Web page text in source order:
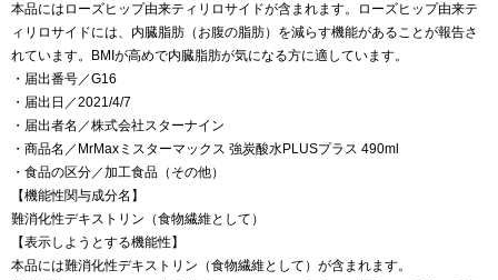
本品にはローズヒップ由来ティリロサイドが含まれます。ローズヒップ由来テ
ィリロサイドには、内臓脂肪（お腹の脂肪）を減らす機能があることが報告さ
れています。BMIが高めで内臓脂肪が気になる方に適しています。
・届出番号／G16
・届出日／2021/4/7
・届出者名／株式会社スターナイン
・商品名／MrMaxミスターマックス 強炭酸水PLUSプラス 490ml
・食品の区分／加工食品（その他）
【機能性関与成分名】
難消化性デキストリン（食物繊維として）
【表示しようとする機能性】
本品には難消化性デキストリン（食物繊維として）が含まれます。